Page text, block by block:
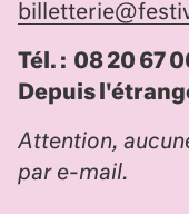
Tél. : 08 20 67
Depuis
Attention,
par e-mail.